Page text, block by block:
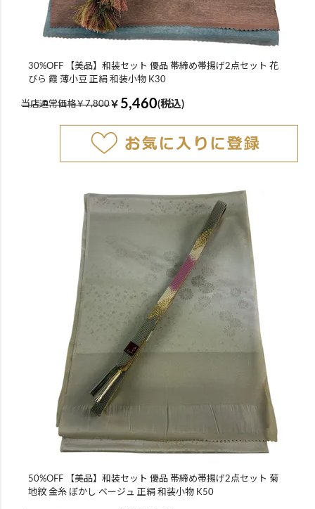
30%OFF 【美品】和装セット 優品 帯締め帯揚げ2点セット 花
びら 霞 薄小豆 正絹 和装小物 K30
当店通常価格￥7,800￥ 5,460(税込)
50%OFF 【美品】和装セット 優品 帯締め帯揚げ2点セット 菊
地紋 金糸 ぼかし ベージュ 正絹 和装小物 K50